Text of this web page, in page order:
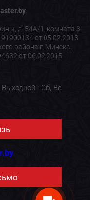
.
д. 54А/1, комната 3
от 05.02.2013
района г. Минска.
от 06.02.2015
- Сб, Вс